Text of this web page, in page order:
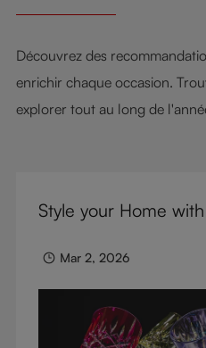
Découvrez des
enrichir chaque occasion.
explorer tout au long de
Style your Home
Mar 2, 2026